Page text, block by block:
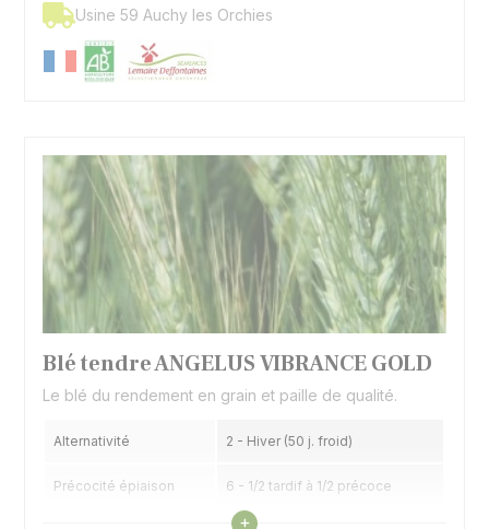
Usine 59 Auchy les Orchies
Blé tendre ANGELUS VIBRANCE GOLD
Le blé du rendement en grain et paille de qualité.
Alternativité 2 - Hiver (50 j. froid)
Précocité épiaison 6 - 1/2 tardif à 1/2 précoce
Voir les caractéristiques
+